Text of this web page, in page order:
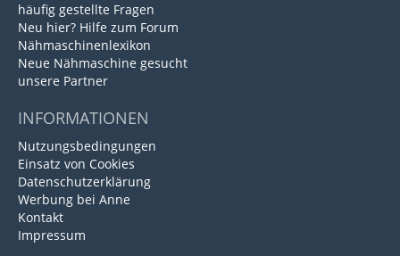
häufig gestellte Fragen
Neu hier? Hilfe zum Forum
Nähmaschinenlexikon
Neue Nähmaschine gesucht
unsere Partner
INFORMATIONEN
Nutzungsbedingungen
Einsatz von Cookies
Datenschutzerklärung
Werbung bei Anne
Kontakt
Impressum